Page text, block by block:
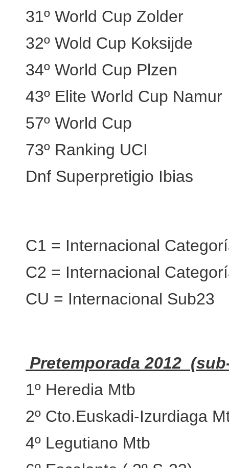
31º World Cup Zolder
32º Wold Cup Koksijde
34º World Cup Plzen
43º Elite World Cup Namur
57º World Cup
73º Ranking UCI
Dnf Superpretigio Ibias
C1 = Internacional
C2 = Internacional
CU = Internacional Sub23
Pretemporada 2012
1º Heredia Mtb
2º Cto.Euskadi-Izurdiaga
4º Legutiano Mtb